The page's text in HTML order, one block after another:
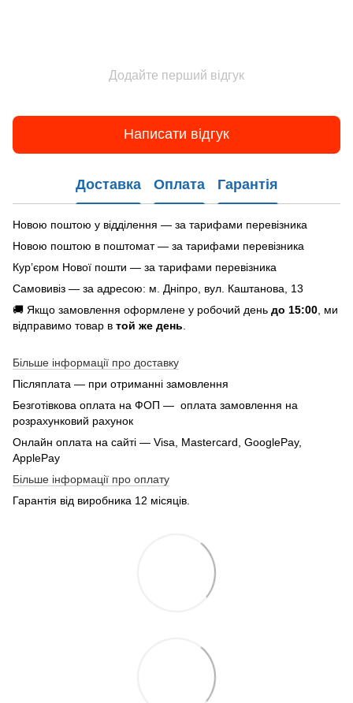
Додайте перший відгук
Написати відгук
Доставка Оплата Гарантія
Новою поштою у відділення — за тарифами перевізника
Новою поштою в поштомат — за тарифами перевізника
Кур’єром Нової пошти — за тарифами перевізника
Самовивіз — за адресою: м. Дніпро, вул. Каштанова, 13
🚚 Якщо замовлення оформлене у робочий день до 15:00 , ми
відправимо товар в той же день
Більше інформації про доставку
Післяплата — при отриманні замовлення
Безготівкова оплата на ФОП — оплата замовлення на
розрахунковий рахунок
Онлайн оплата на сайті — Visa, Mastercard, GooglePay,
ApplePay
Більше інформації про оплату
Гарантія від виробника 12 місяців.